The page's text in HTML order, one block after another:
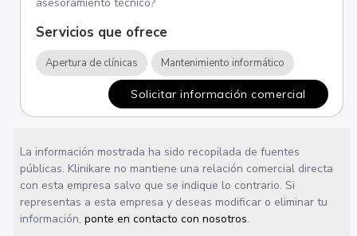
Servicios que ofrece
Apertura de clínicas Mantenimiento informático
Solicitar información comercial
La información mostrada ha sido recopilada de fuentes
públicas. Klinikare no mantiene una relación comercial directa
con esta empresa salvo que se indique lo contrario. Si
representas a esta empresa y deseas modificar o eliminar tu
información,ponte en contacto con nosotros.